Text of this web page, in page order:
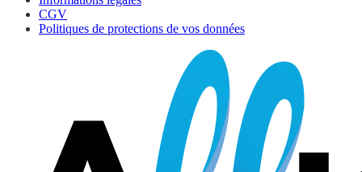
CGV
Politiques de protections de vos données